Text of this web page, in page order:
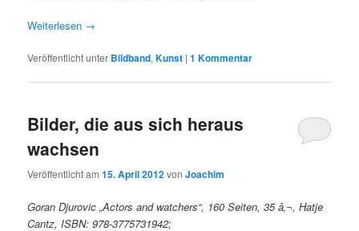
Weiterlesen →
Veröffentlicht unter Bildband,Kunst |1 Kommentar
Bilder, die aus sich heraus
wachsen
Veröffentlicht am15. April 2012vonJoachim
Ð¸ÐºÐ¾Ð½Ð¾Ð¿Ð¸Ñ
Goran Djurovic „Actors and watchers“, 160 Seiten, 35 â‚¬, Hatje
Cantz, ISBN: 978-3775731942;